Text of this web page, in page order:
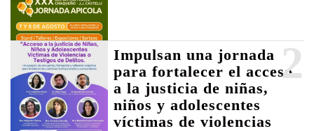
2
Impulsan una jornada
para fortalecer el acceso
a la justicia de niñas,
niños y adolescentes
víctimas de violencias